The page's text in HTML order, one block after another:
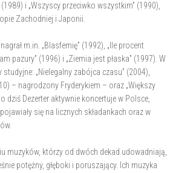
i „Wszyscy przeciwko wszystkim” (1990),
Zachodniej i Japonii.
m.in. „Blasfemię” (1992), „Ile procent
pazury” (1996) i „Ziemia jest płaska” (1997). W
„Nielegalny zabójca czasu” (2004),
– nagrodzony Fryderykiem – oraz „Większy
dziś Dezerter aktywnie koncertuje w Polsce,
się na licznych składankach oraz w
muzyków, którzy od dwóch dekad udowadniają,
potężny, głęboki i poruszający. Ich muzyka